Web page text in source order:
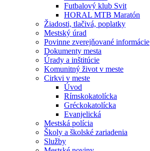
Futbalový klub Svit
HORAL MTB Maratón
Žiadosti, tlačivá, poplatky
Mestský úrad
Povinne zverejňované informácie
Dokumenty mesta
Úrady a inštitúcie
Komunitný život v meste
Cirkvi v meste
Úvod
Rímskokatolícka
Gréckokatolícka
Evanjelická
Mestská polícia
Školy a školské zariadenia
Služby